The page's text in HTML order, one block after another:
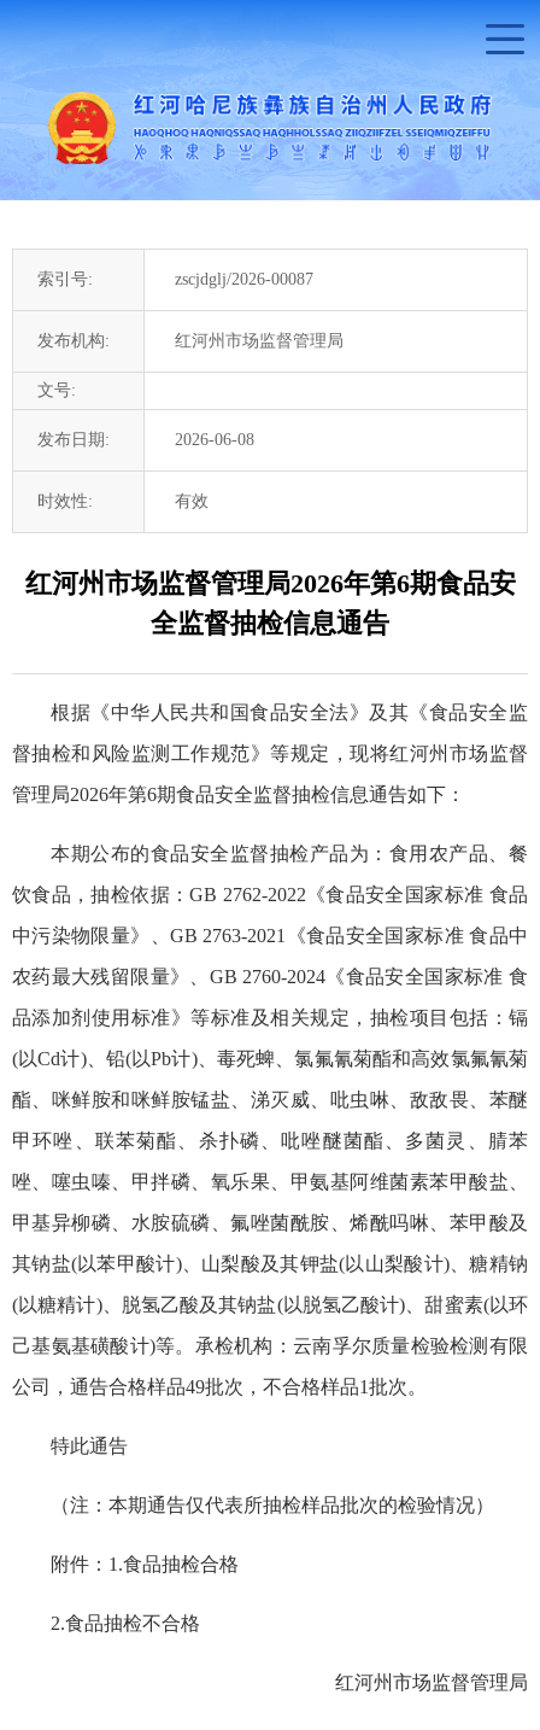
索引号: zscjdglj/2026-00087
发布机构: 红河州市场监督管理局
文号:
发布日期: 2026-06-08
时效性: 有效
红河州市场监督管理局2026年第6期食品安
全监督抽检信息通告
根据《中华人民共和国食品安全法》及其《食品安全监
督抽检和风险监测工作规范》等规定，现将红河州市场监督
管理局2026年第6期食品安全监督抽检信息通告如下：
本期公布的食品安全监督抽检产品为：食用农产品、餐
饮食品，抽检依据：GB 2762-2022《食品安全国家标准 食品
中污染物限量》、GB 2763-2021《食品安全国家标准 食品中
农药最大残留限量》、GB 2760-2024《食品安全国家标准 食
品添加剂使用标准》等标准及相关规定，抽检项目包括：镉
(以Cd计)、铅(以Pb计)、毒死蜱、氯氟氰菊酯和高效氯氟氰菊
酯、咪鲜胺和咪鲜胺锰盐、涕灭威、吡虫啉、敌敌畏、苯醚
甲环唑、联苯菊酯、杀扑磷、吡唑醚菌酯、多菌灵、腈苯
唑、噻虫嗪、甲拌磷、氧乐果、甲氨基阿维菌素苯甲酸盐、
甲基异柳磷、水胺硫磷、氟唑菌酰胺、烯酰吗啉、苯甲酸及
其钠盐(以苯甲酸计)、山梨酸及其钾盐(以山梨酸计)、糖精钠
(以糖精计)、脱氢乙酸及其钠盐(以脱氢乙酸计)、甜蜜素(以环
己基氨基磺酸计)等。承检机构：云南孚尔质量检验检测有限
公司，通告合格样品49批次，不合格样品1批次。
特此通告
（注：本期通告仅代表所抽检样品批次的检验情况）
附件：1.食品抽检合格
2.食品抽检不合格
红河州市场监督管理局